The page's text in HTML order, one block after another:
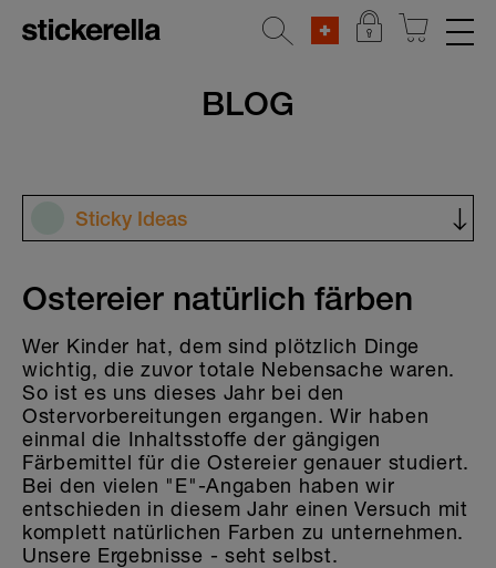
REFLEKTIERENDE AUFKLEBER
KLEIDERSTICKER
AUFKLEBER FÜR GEGENSTÄNDE
KINDERGARTEN & SCHULE
HOME & DEKO
BLOG
Bastelideen
Kindergarten & Schule
Tipps & Tricks
Familienzeit
Ferien & Lager
Kochen & Backen
Sticky Ideas
Ostereier natürlich färben
Wer Kinder hat, dem sind plötzlich Dinge
wichtig, die zuvor totale Nebensache waren.
So ist es uns dieses Jahr bei den
Ostervorbereitungen ergangen. Wir haben
einmal die Inhaltsstoffe der gängigen
Färbemittel für die Ostereier genauer studiert.
Bei den vielen "E"-Angaben haben wir
entschieden in diesem Jahr einen Versuch mit
komplett natürlichen Farben zu unternehmen.
Unsere Ergebnisse - seht selbst.